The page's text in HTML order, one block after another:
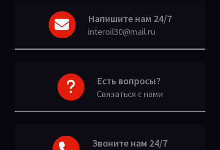
Напишите нам 24/7
interoil30@mail.ru
Есть вопросы?
Связаться с нами
Звоните нам 24/7